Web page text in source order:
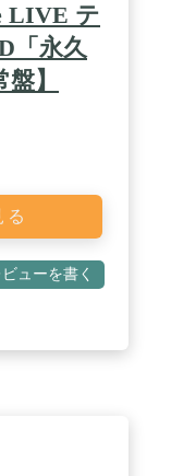
LIVE テ
「永久
】
ビューを書く